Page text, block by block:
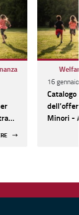
16
Minori -